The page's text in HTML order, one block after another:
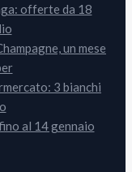
offerte da 18
un mese
3 bianchi
al 14 gennaio